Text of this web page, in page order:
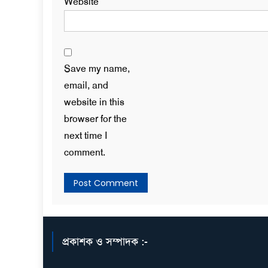
Save my name,
email, and
website in this
browser for the
next time I
comment.
প্রকাশক ও সম্পাদক :-